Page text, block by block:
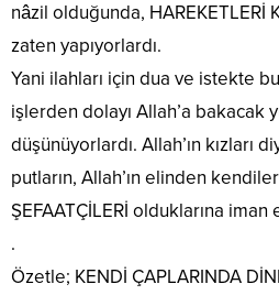
nâzil olduğunda, HAREKETLERİ
zaten yapıyorlardı.
Yani ilahları için dua ve istekte
işlerden dolayı Allah’a bakacak
düşünüyorlardı. Allah’ın kızları
putların, Allah’ın elinden
ŞEFAATÇİLERİ olduklarına iman
.
Özetle; KENDİ ÇAPLARINDA